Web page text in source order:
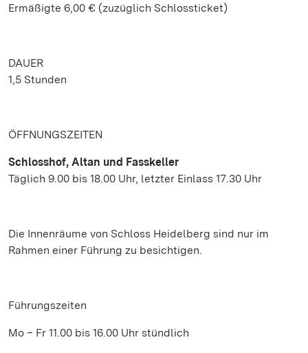
Ermäßigte 6,00 € (zuzüglich Schlossticket)
DAUER
1,5 Stunden
ÖFFNUNGSZEITEN
Schlosshof, Altan und Fasskeller
Täglich 9.00 bis 18.00 Uhr, letzter Einlass 17.30 Uhr
Die Innenräume von Schloss Heidelberg sind nur im
Rahmen einer Führung zu besichtigen.
Führungszeiten
Mo – Fr 11.00 bis 16.00 Uhr stündlich